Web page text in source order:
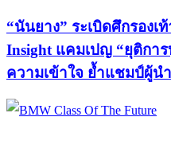
“นันยาง” ระเบิดศึกรองเ
Insight แคมเปญ “ยุติการ
ความเข้าใจ ย้ำแชมป์ผู้น